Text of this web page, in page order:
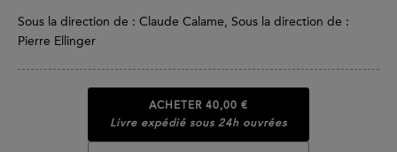
Sous la direction de : Claude Calame, Sous la direction de :
Pierre Ellinger
ACHETER 40,00 €
Livre expédié sous 24h ouvrées